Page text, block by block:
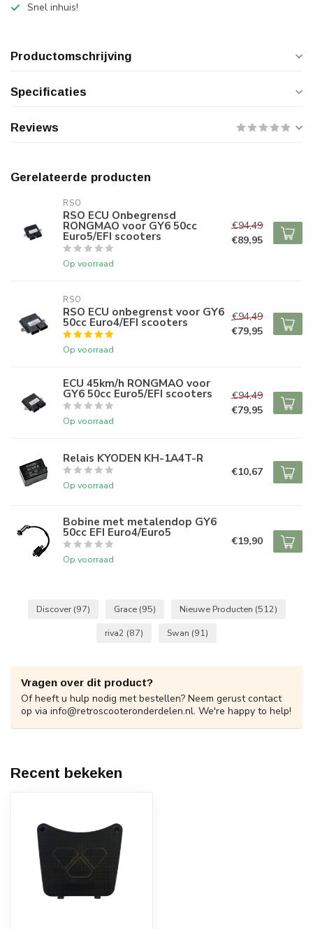
Snel inhuis!
Productomschrijving
Specificaties
Reviews
Gerelateerde producten
RSO
RSO ECU Onbegrensd
RONGMAO voor GY6 50cc
Euro5/EFI scooters
Op voorraad
€94,49
€89,95
RSO
RSO ECU onbegrenst voor GY6
50cc Euro4/EFI scooters
Op voorraad
€94,49
€79,95
ECU 45km/h RONGMAO voor
GY6 50cc Euro5/EFI scooters
Op voorraad
€94,49
€79,95
Relais KYODEN KH-1A4T-R
Op voorraad
€10,67
Bobine met metalendop GY6
50cc EFI Euro4/Euro5
Op voorraad
€19,90
Discover (97) Grace (95) Nieuwe Producten (512)
riva2 (87) Swan (91)
Vragen over dit product?
Of heeft u hulp nodig met bestellen? Neem gerust contact
op via info@retroscooteronderdelen.nl. We're happy to help!
Recent bekeken